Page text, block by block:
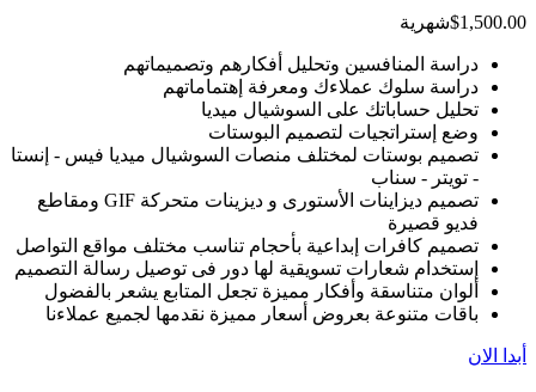
$1,500.00شهرية
دراسة المنافسين وتحليل أفكارهم وتصميماتهم
دراسة سلوك عملاءك ومعرفة إهتماماتهم
تحليل حساباتك على السوشيال ميديا
وضع إستراتجيات لتصميم البوستات
تصميم بوستات لمختلف منصات السوشيال ميديا فيس - إنستا
- تويتر - سناب
تصميم ديزاينات الأستورى و ديزينات متحركة GIF ومقاطع
فديو قصيرة
تصميم كافرات إبداعية بأحجام تناسب مختلف مواقع التواصل
إستخدام شعارات تسويقية لها دور فى توصيل رسالة التصميم
ألوان متناسقة وأفكار مميزة تجعل المتابع يشعر بالفضول
باقات متنوعة بعروض أسعار مميزة نقدمها لجميع عملاءنا
أبدا الان